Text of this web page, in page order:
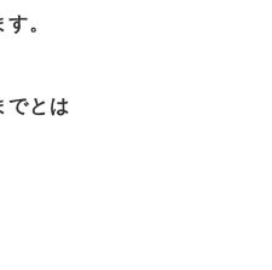
。
でとは